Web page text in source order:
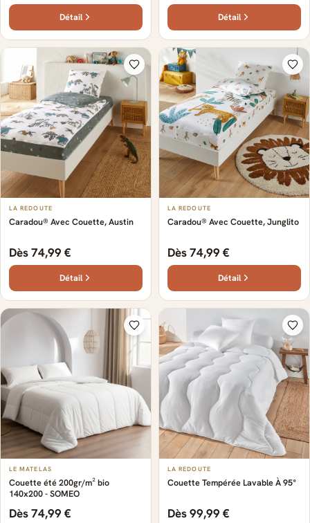
Détail Détail
LA REDOUTE
Caradou® Avec Couette, Austin
Dès 74,99 €
Détail
LA REDOUTE
Caradou® Avec Couette, Junglito
Dès 74,99 €
Détail
LE MATELAS
Couette été 200gr/m² bio
140x200 - SOMEO
Dès 74,99 €
LA REDOUTE
Couette Tempérée Lavable À 95°
Dès 99,99 €